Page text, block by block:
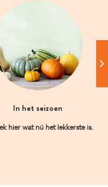
In het seizoen
hier wat nú het lekkerste is.